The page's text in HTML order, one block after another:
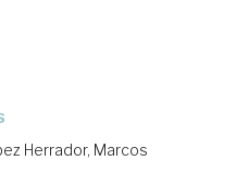
Herrador, Marcos